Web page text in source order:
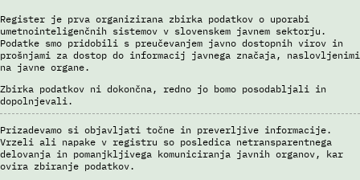
Register je prva organizirana zbirka podatkov o uporabi
umetnointeligenčnih sistemov v slovenskem javnem sektorju.
Podatke smo pridobili s preučevanjem javno dostopnih virov in
prošnjami za dostop do informacij javnega značaja, naslovljenimi
na javne organe.
Zbirka podatkov ni dokončna, redno jo bomo posodabljali in
dopolnjevali.
Prizadevamo si objavljati točne in preverljive informacije.
Vrzeli ali napake v registru so posledica netransparentnega
delovanja in pomanjkljivega komuniciranja javnih organov, kar
ovira zbiranje podatkov.